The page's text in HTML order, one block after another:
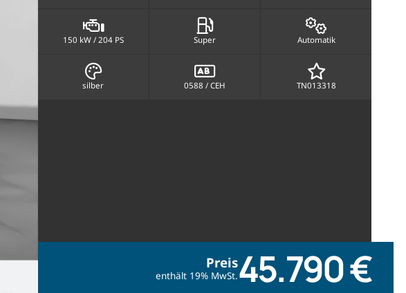
150 kW / 204 PS Super Automatik
silber 0588 / CEH TN013318
Preis
enthält 19% MwSt.45.790 €